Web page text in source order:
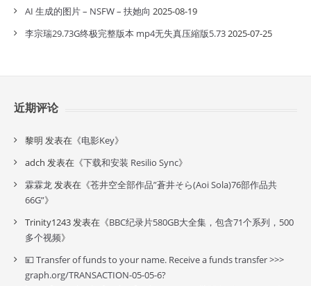
AI 生成的图片 – NSFW – 扶她向 2025-08-19
李宗瑞29.73G终极完整版本 mp4无失真压縮版5.732025-07-25
近期评论
黎明 发表在《电影Key》
adch 发表在《下载和安装 Resilio Sync》
霖霖龙发表在《苍井空全部作品”蒼井そら(Aoi Sola)76部作品共
66G”》
Trinity1243发表在《BBC纪录片580GB大全集，包含71个系列，500
多个视频》
💴 Transfer of funds to your name. Receive a funds transfer >>>
graph.org/TRANSACTION-05-05-6?